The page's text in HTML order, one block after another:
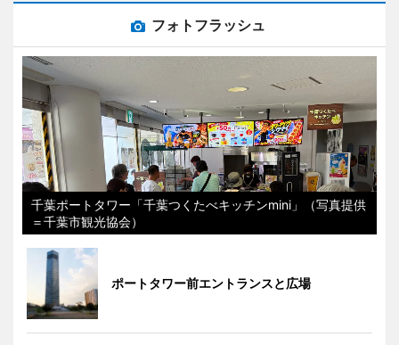
フォトフラッシュ
千葉ポートタワー「千葉つくたべキッチンmini」（写真提供
＝千葉市観光協会）
ポートタワー前エントランスと広場